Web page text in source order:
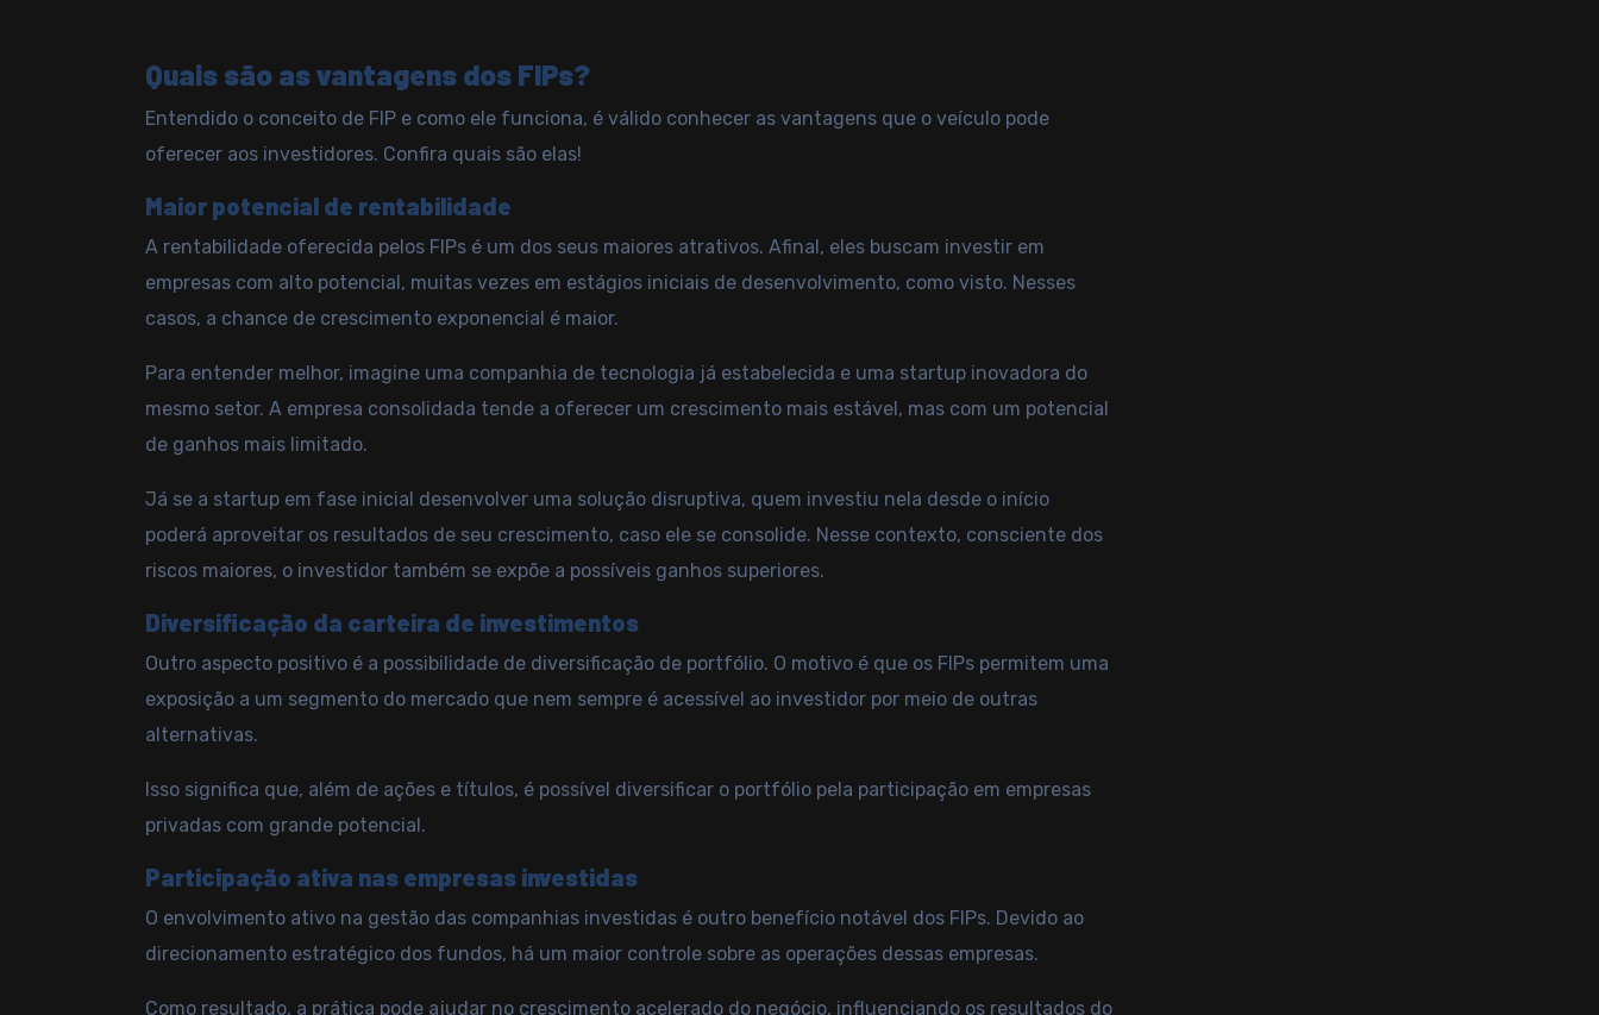
Quais são as vantagens dos FIPs?
Entendido o conceito de FIP e como ele funciona, é válido conhecer as vantagens que o veículo pode
oferecer aos investidores. Confira quais são elas!
Maior potencial de rentabilidade
A rentabilidade oferecida pelos FIPs é um dos seus maiores atrativos. Afinal, eles buscam investir em
empresas com alto potencial, muitas vezes em estágios iniciais de desenvolvimento, como visto. Nesses
casos, a chance de crescimento exponencial é maior.
Para entender melhor, imagine uma companhia de tecnologia já estabelecida e uma startup inovadora do
mesmo setor. A empresa consolidada tende a oferecer um crescimento mais estável, mas com um potencial
de ganhos mais limitado.
Já se a startup em fase inicial desenvolver uma solução disruptiva, quem investiu nela desde o início
poderá aproveitar os resultados de seu crescimento, caso ele se consolide. Nesse contexto, consciente dos
riscos maiores, o investidor também se expõe a possíveis ganhos superiores.
Diversificação da carteira de investimentos
Outro aspecto positivo é a possibilidade de diversificação de portfólio. O motivo é que os FIPs permitem uma
exposição a um segmento do mercado que nem sempre é acessível ao investidor por meio de outras
alternativas.
Isso significa que, além de ações e títulos, é possível diversificar o portfólio pela participação em empresas
privadas com grande potencial.
Participação ativa nas empresas investidas
O envolvimento ativo na gestão das companhias investidas é outro benefício notável dos FIPs. Devido ao
direcionamento estratégico dos fundos, há um maior controle sobre as operações dessas empresas.
Como resultado, a prática pode ajudar no crescimento acelerado do negócio, influenciando os resultados do